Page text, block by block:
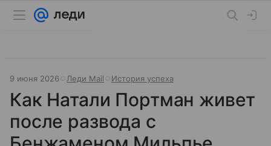
9 июня 2026 Леди Mail История успеха
Как Натали Портман живет
после развода c